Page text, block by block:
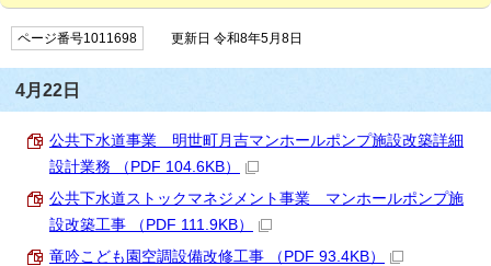
ページ番号1011698 更新日 令和8年5月8日
4月22日
公共下水道事業 明世町月吉マンホールポンプ施設改築詳細
設計業務 （PDF 104.6KB）
公共下水道ストックマネジメント事業 マンホールポンプ施
設改築工事 （PDF 111.9KB）
竜吟こども園空調設備改修工事 （PDF 93.4KB）